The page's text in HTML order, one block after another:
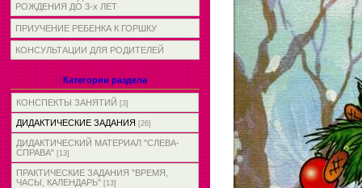
РОЖДЕНИЯ ДО 3-х ЛЕТ
ПРИУЧЕНИЕ РЕБЕНКА К ГОРШКУ
КОНСУЛЬТАЦИИ ДЛЯ РОДИТЕЛЕЙ
Категории раздела
КОНСПЕКТЫ ЗАНЯТИЙ [3]
ДИДАКТИЧЕСКИЕ ЗАДАНИЯ [26]
ДИДАКТИЧЕСКИЙ МАТЕРИАЛ "СЛЕВА-
СПРАВА" [13]
ПРАКТИЧЕСКИЕ ЗАДАНИЯ "ВРЕМЯ,
ЧАСЫ, КАЛЕНДАРЬ" [13]